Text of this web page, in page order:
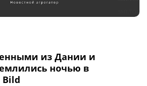
из Дании и
ночью в